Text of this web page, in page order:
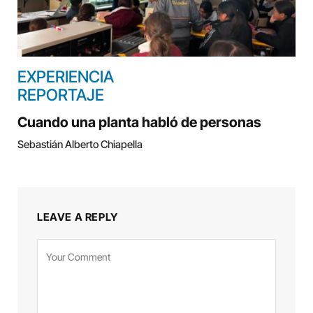
EXPERIENCIA
REPORTAJE
Cuando una planta habló de personas
Sebastián Alberto Chiapella
LEAVE A REPLY